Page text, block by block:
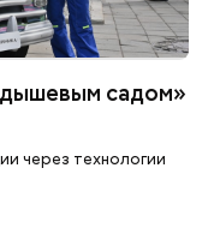
садом»
через технологии